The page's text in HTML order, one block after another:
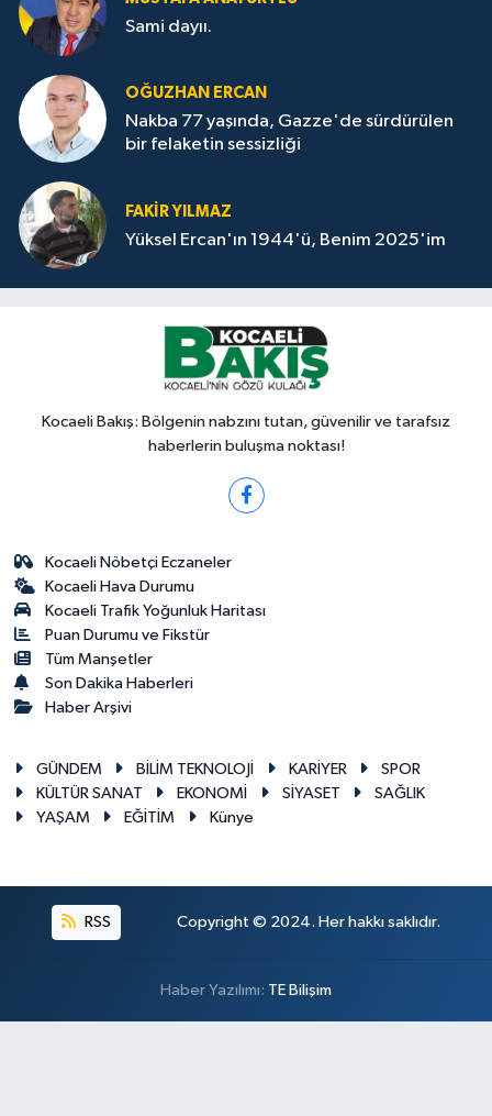
Sami dayıı.
OĞUZHAN ERCAN
Nakba 77 yaşında, Gazze'de sürdürülen
bir felaketin sessizliği
FAKİR YILMAZ
Yüksel Ercan'ın 1944'ü, Benim 2025'im
Kocaeli Bakış: Bölgenin nabzını tutan, güvenilir ve tarafsız
haberlerin buluşma noktası!
Kocaeli Nöbetçi Eczaneler
Kocaeli Hava Durumu
Kocaeli Trafik Yoğunluk Haritası
Puan Durumu ve Fikstür
Tüm Manşetler
Son Dakika Haberleri
Haber Arşivi
GÜNDEM BİLİM TEKNOLOJİ KARİYER
SPOR
KÜLTÜR SANAT
EKONOMİ SİYASET
SAĞLIK
YAŞAM
EĞİTİM Künye
RSS Copyright © 2024. Her hakkı saklıdır.
Haber Yazılımı: TE Bilişim